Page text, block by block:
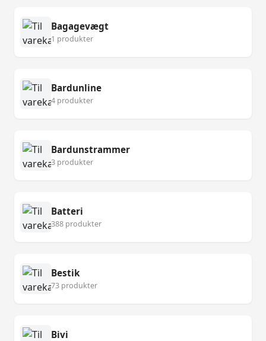
Bagagevægt
1 produkter
Bardunline
4 produkter
Bardunstrammer
3 produkter
Batteri
388 produkter
Bestik
73 produkter
Bivi